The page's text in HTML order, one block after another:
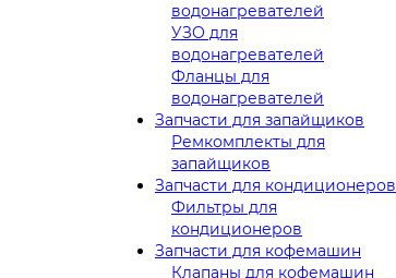
водонагревателей
УЗО для
водонагревателей
Фланцы для
водонагревателей
Запчасти для запайщиков
Ремкомплекты для
запайщиков
Запчасти для кондиционеров
Фильтры для
кондиционеров
Запчасти для кофемашин
Клапаны для кофемашин